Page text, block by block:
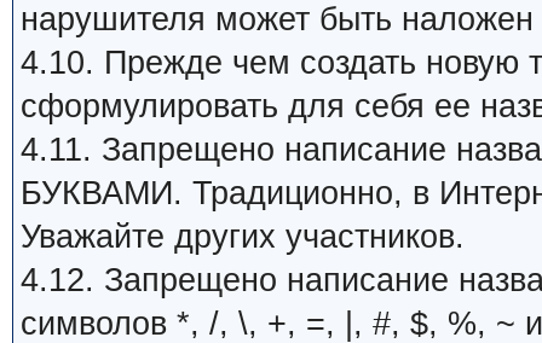
нарушителя может быть наложен
4.10. Прежде чем создать новую
сформулировать для себя ее
4.11. Запрещено написание
БУКВАМИ. Традиционно, в
Уважайте других участников.
4.12. Запрещено написание
символов *, /, \, +, =, |, #, $, %, ~ и